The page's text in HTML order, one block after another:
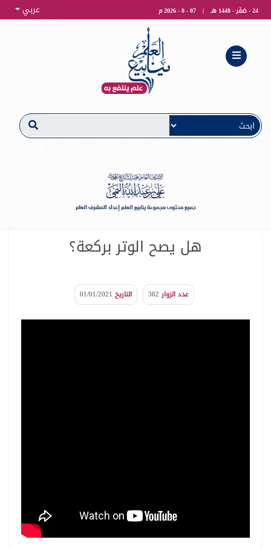
24 - صَفَر - 1448 هـ | 07 - 8 - 2026 م عربي
هل يصح الوتر بركعة؟
عدد الزوار 362 التاريخ